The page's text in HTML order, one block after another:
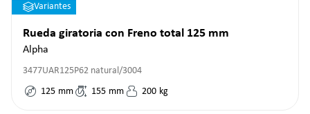
Variantes
Rueda giratoria con Freno total 125 mm
Alpha
3477UAR125P62 natural/3004
125 mm 155 mm 200 kg